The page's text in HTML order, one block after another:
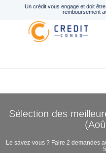
Un crédit vous engage et doit
remboursement
Sélection des
Le savez-vous ? Faire 2 demandes